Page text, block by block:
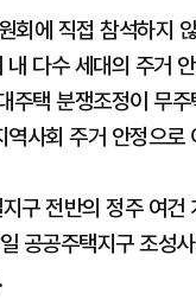
회에 직접 참석하지
다수 세대의 주거
택 분쟁조정이 무
사회 주거 안정으
구 전반의 정주 여
공공주택지구 조성